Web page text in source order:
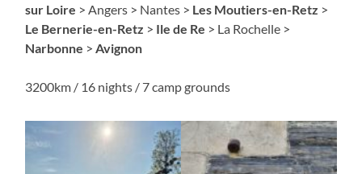
sur Loire > Angers > Nantes > Les Moutiers-en-Retz >
Le Bernerie-en-Retz > Ile de Re > La Rochelle >
Narbonne > Avignon
3200km / 16 nights / 7 camp grounds